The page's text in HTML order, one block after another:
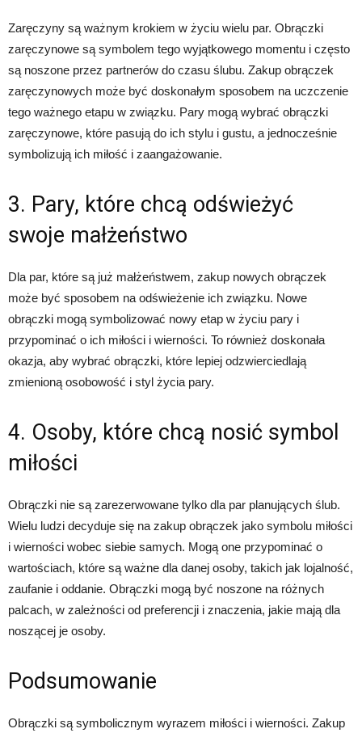
Zaręczyny są ważnym krokiem w życiu wielu par. Obrączki
zaręczynowe są symbolem tego wyjątkowego momentu i często
są noszone przez partnerów do czasu ślubu. Zakup obrączek
zaręczynowych może być doskonałym sposobem na uczczenie
tego ważnego etapu w związku. Pary mogą wybrać obrączki
zaręczynowe, które pasują do ich stylu i gustu, a jednocześnie
symbolizują ich miłość i zaangażowanie.
3. Pary, które chcą odświeżyć
swoje małżeństwo
Dla par, które są już małżeństwem, zakup nowych obrączek
może być sposobem na odświeżenie ich związku. Nowe
obrączki mogą symbolizować nowy etap w życiu pary i
przypominać o ich miłości i wierności. To również doskonała
okazja, aby wybrać obrączki, które lepiej odzwierciedlają
zmienioną osobowość i styl życia pary.
4. Osoby, które chcą nosić symbol
miłości
Obrączki nie są zarezerwowane tylko dla par planujących ślub.
Wielu ludzi decyduje się na zakup obrączek jako symbolu miłości
i wierności wobec siebie samych. Mogą one przypominać o
wartościach, które są ważne dla danej osoby, takich jak lojalność,
zaufanie i oddanie. Obrączki mogą być noszone na różnych
palcach, w zależności od preferencji i znaczenia, jakie mają dla
noszącej je osoby.
Podsumowanie
Obrączki są symbolicznym wyrazem miłości i wierności. Zakup